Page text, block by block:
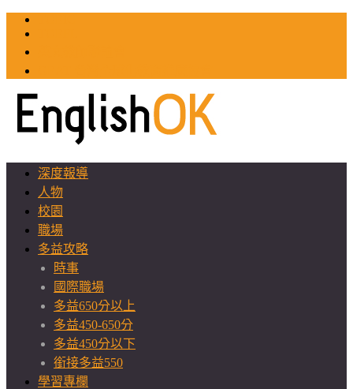
深度報導
人物
校園
職場
多益攻略
時事
國際職場
多益650分以上
多益450-650分
多益450分以下
銜接多益550
學習專欄